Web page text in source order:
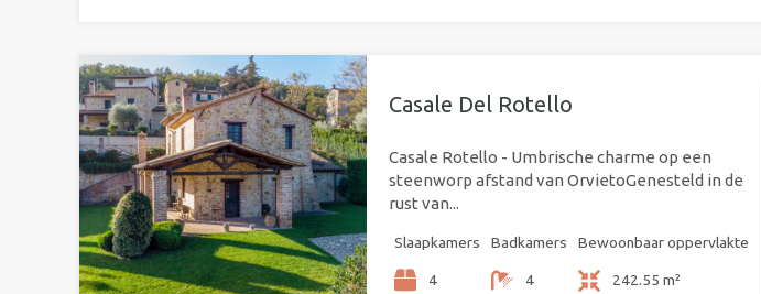
Casale Del Rotello
Casale Rotello - Umbrische charme op een
steenworp afstand van OrvietoGenesteld in de
rust van...
Slaapkamers
4
Badkamers
4
Bewoonbaar oppervlakte
242.55 m²